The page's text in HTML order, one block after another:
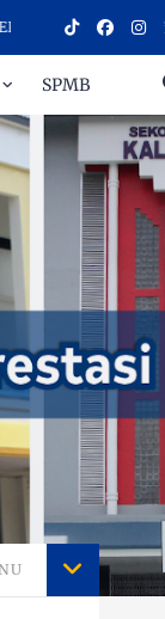
KALAM
SPMB